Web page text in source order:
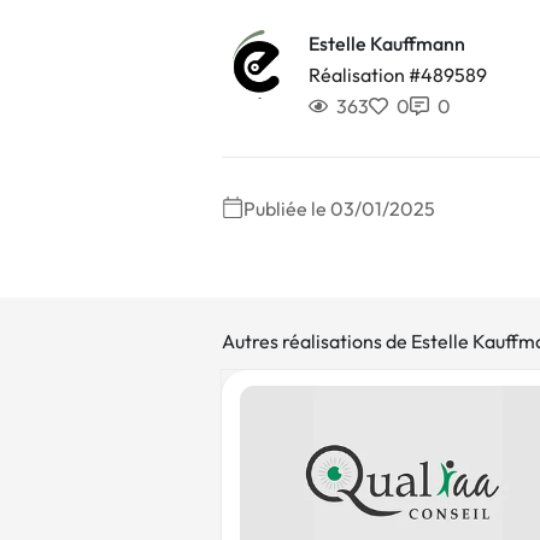
Estelle Kauffmann
Réalisation #489589
363
0 0
Publiée le 03/01/2025
Autres réalisations de Estelle